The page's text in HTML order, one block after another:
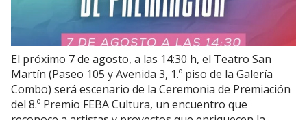
El próximo 7 de agosto, a las 14:30 h, el Teatro San
Martín (Paseo 105 y Avenida 3, 1.º piso de la Galería
Combo) será escenario de la Ceremonia de Premiación
del 8.º Premio FEBA Cultura, un encuentro que